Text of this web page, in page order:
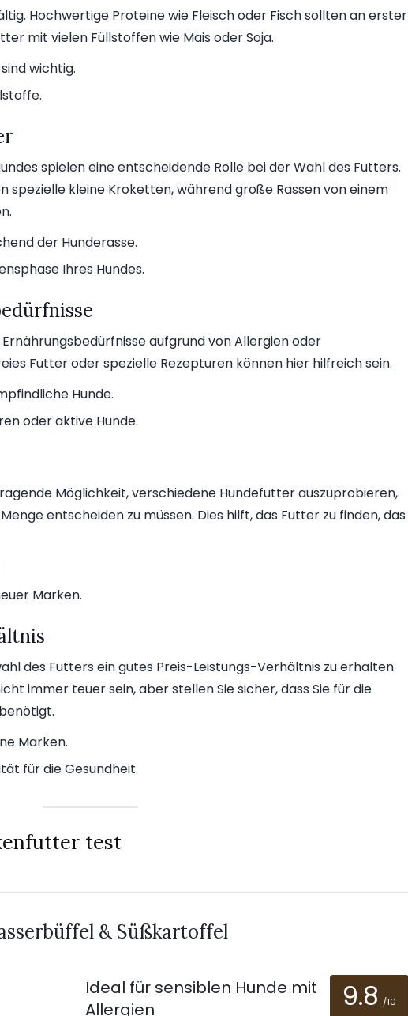
Hochwertige Proteine wie Fleisch oder Fisch sollten an erster
mit vielen Füllstoffen wie Mais oder Soja.
wichtig.
spielen eine entscheidende Rolle bei der Wahl des Futters.
spezielle kleine Kroketten, während große Rassen von einem
der Hunderasse.
Ihres Hundes.
aufgrund von Allergien oder
Futter oder spezielle Rezepturen können hier hilfreich sein.
Hunde.
oder aktive Hunde.
Möglichkeit, verschiedene Hundefutter auszuprobieren,
entscheiden zu müssen. Dies hilft, das Futter zu finden, das
Marken.
des Futters ein gutes Preis-Leistungs-Verhältnis zu erhalten.
immer teuer sein, aber stellen Sie sicher, dass Sie für die
Marken.
für die Gesundheit.
test
& Süßkartoffel
Ideal für sensiblen Hunde mit
Allergien
9.8 /10